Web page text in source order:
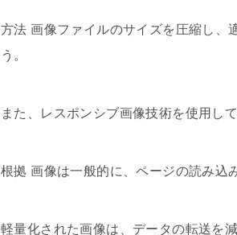
方法 画像ファイルのサイズを圧縮し、
う。
また、レスポンシブ画像技術を使用し
根拠 画像は一般的に、ページの読み込
軽量化された画像は、データの転送を